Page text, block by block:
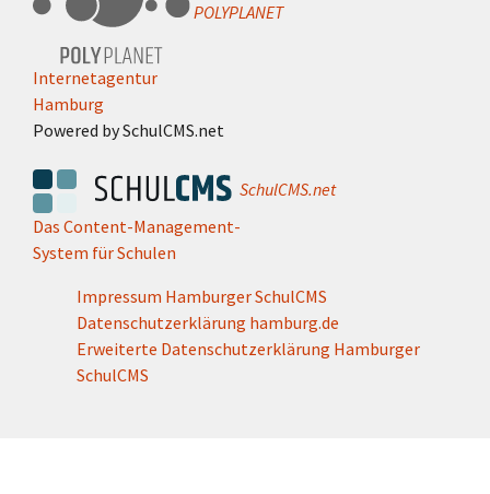
POLYPLANET
Internetagentur
Hamburg
Powered by SchulCMS.net
SchulCMS.net
Das Content-Management-
System für Schulen
Impressum Hamburger SchulCMS
Datenschutzerklärung hamburg.de
Erweiterte Datenschutzerklärung Hamburger
SchulCMS